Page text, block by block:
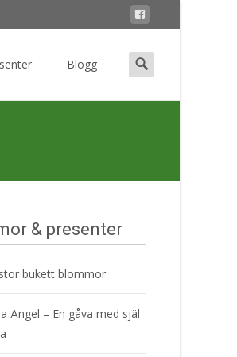
Blogg
Search
for:
& presenter
bukett blommor
Ängel – En gåva med själ